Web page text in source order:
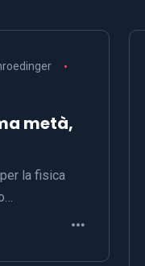
metà,
la fisica